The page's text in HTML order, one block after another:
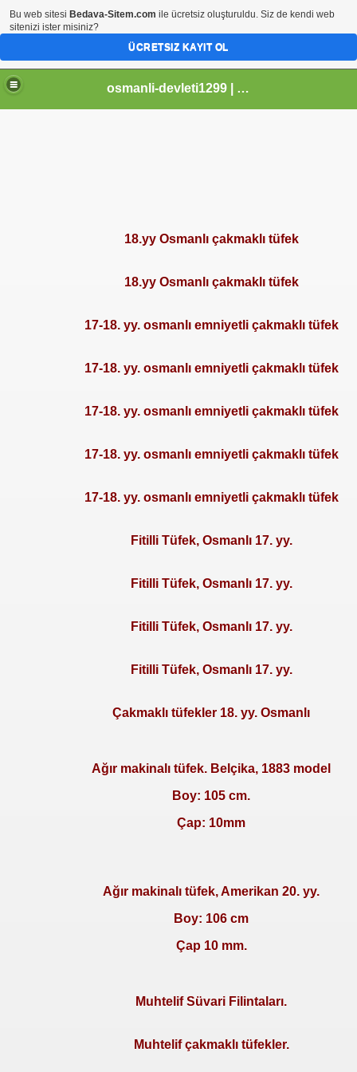
osmanli-devleti1299 | Osmanli Devleti | osmanli padisahlari | osmanli vezirleri | Osmanli Ansiklopedi Bilgileri
18.yy Osmanlı çakmaklı tüfek
18.yy Osmanlı çakmaklı tüfek
17-18. yy. osmanlı emniyetli çakmaklı tüfek
17-18. yy. osmanlı emniyetli çakmaklı tüfek
17-18. yy. osmanlı emniyetli çakmaklı tüfek
17-18. yy. osmanlı emniyetli çakmaklı tüfek
17-18. yy. osmanlı emniyetli çakmaklı tüfek
Fitilli Tüfek, Osmanlı 17. yy.
Fitilli Tüfek, Osmanlı 17. yy.
Fitilli Tüfek, Osmanlı 17. yy.
Fitilli Tüfek, Osmanlı 17. yy.
Çakmaklı tüfekler 18. yy. Osmanlı
Ağır makinalı tüfek. Belçika, 1883 model
Boy: 105 cm.
Çap: 10mm
Ağır makinalı tüfek, Amerikan 20. yy.
Boy: 106 cm
Çap 10 mm.
Muhtelif Süvari Filintaları.
Muhtelif çakmaklı tüfekler.
Bu web sitesi Bedava-Sitem.com ile ücretsiz oluşturuldu. Siz de kendi web
sitenizi ister misiniz?
ÜCRETSIZ KAYIT OL